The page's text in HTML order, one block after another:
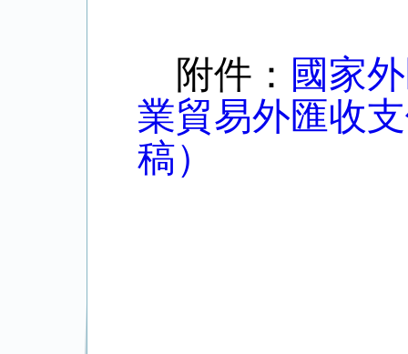
附件： 國家
業貿易外匯收
稿）